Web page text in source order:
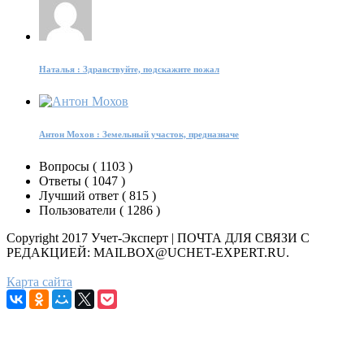
Наталья : Здравствуйте, подскажите пожал
Антон Мохов : Земельный участок, предназначе
Вопросы ( 1103 )
Ответы ( 1047 )
Лучший ответ ( 815 )
Пользователи ( 1286 )
Copyright 2017 Учет-Эксперт | ПОЧТА ДЛЯ СВЯЗИ С
РЕДАКЦИЕЙ: MAILBOX@UCHET-EXPERT.RU.
Карта сайта